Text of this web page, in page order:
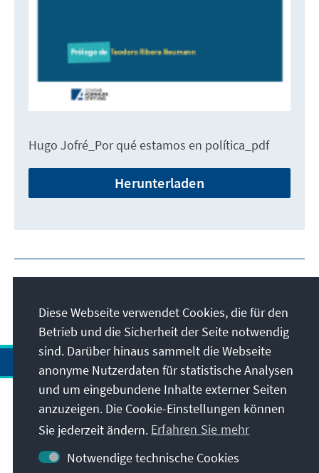
Hugo Jofré_Por qué estamos en política_pdf
Herunterladen
Anschrift
Kontakt
Diese Webseite verwendet Cookies, die für den
Betrieb und die Sicherheit der Seite notwendig
sind. Darüber hinaus sammelt die Webseite
anonyme Nutzerdaten für statistische Analysen
und um eingebundene Inhalte externer Seiten
anzuzeigen. Die Cookie-Einstellungen können
Sie jederzeit ändern. Erfahren Sie mehr
Notwendige technische Cookies